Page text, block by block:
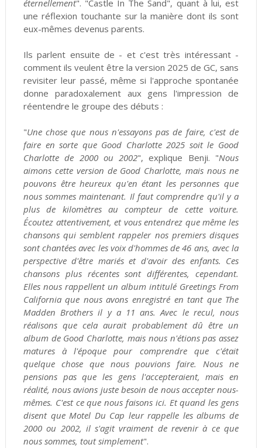
éternellement". "Castle In The Sand", quant à lui, est
une réflexion touchante sur la manière dont ils sont
eux-mêmes devenus parents.
Ils parlent ensuite de - et c'est très intéressant -
comment ils veulent être la version 2025 de GC, sans
revisiter leur passé, même si l'approche spontanée
donne paradoxalement aux gens l'impression de
réentendre le groupe des débuts :
"Une chose que nous n'essayons pas de faire, c'est de
faire en sorte que Good Charlotte 2025 soit le Good
Charlotte de 2000 ou 2002", explique Benji. "Nous
aimons cette version de Good Charlotte, mais nous ne
pouvons être heureux qu'en étant les personnes que
nous sommes maintenant. Il faut comprendre qu'il y a
plus de kilomètres au compteur de cette voiture.
Écoutez attentivement, et vous entendrez que même les
chansons qui semblent rappeler nos premiers disques
sont chantées avec les voix d'hommes de 46 ans, avec la
perspective d'être mariés et d'avoir des enfants. Ces
chansons plus récentes sont différentes, cependant.
Elles nous rappellent un album intitulé Greetings From
California que nous avons enregistré en tant que The
Madden Brothers il y a 11 ans. Avec le recul, nous
réalisons que cela aurait probablement dû être un
album de Good Charlotte, mais nous n'étions pas assez
matures à l'époque pour comprendre que c'était
quelque chose que nous pouvions faire. Nous ne
pensions pas que les gens l'accepteraient, mais en
réalité, nous avions juste besoin de nous accepter nous-
mêmes. C'est ce que nous faisons ici. Et quand les gens
disent que Motel Du Cap leur rappelle les albums de
2000 ou 2002, il s'agit vraiment de revenir à ce que
nous sommes, tout simplement".